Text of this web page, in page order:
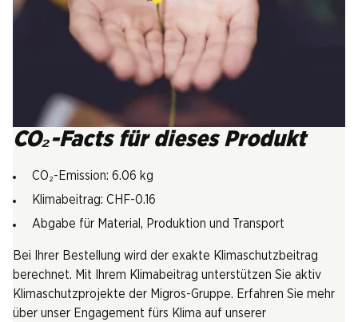
CO₂-Facts für dieses Produkt
CO₂-Emission: 6.06 kg
Klimabeitrag: CHF-0.16
Abgabe für Material, Produktion und Transport
Bei Ihrer Bestellung wird der exakte Klimaschutzbeitrag
berechnet. Mit Ihrem Klimabeitrag unterstützen Sie aktiv
Klimaschutzprojekte der Migros-Gruppe. Erfahren Sie mehr
über unser Engagement fürs Klima auf unserer